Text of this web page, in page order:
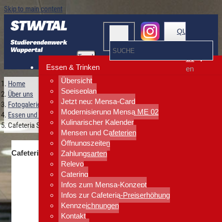
Skip to main content
Toggle
navigation
Essen & Trinken
Übersicht
Speiseplan
Jetzt neu: Mensa-Card
Modernisierung Mensa ME 02
Kulinarischer Kalender
Mensen und Cafeterien
Öffnungszeiten
Zahlungsarten
Relevo
Catering
Infos zum Mensa-Konzept
Infos zur Cafeteria-Preiserhöhung
Kennzeichnungen
Kontakt
QUICKLINKS
de
en
Home
Über uns
Fotogalerie
Essen und Trinken
Cafeteria Sport + Design I 12
Cafeteria Sport + Design I 12